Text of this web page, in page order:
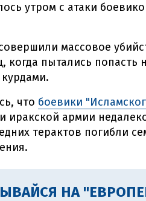
утром с атаки
массовое
когда пытались попасть
что боевики
иракской армии
терактов погибли
НА